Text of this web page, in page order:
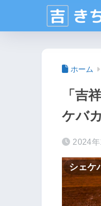
ホーム
「吉
ケバ
2024年
シェケ